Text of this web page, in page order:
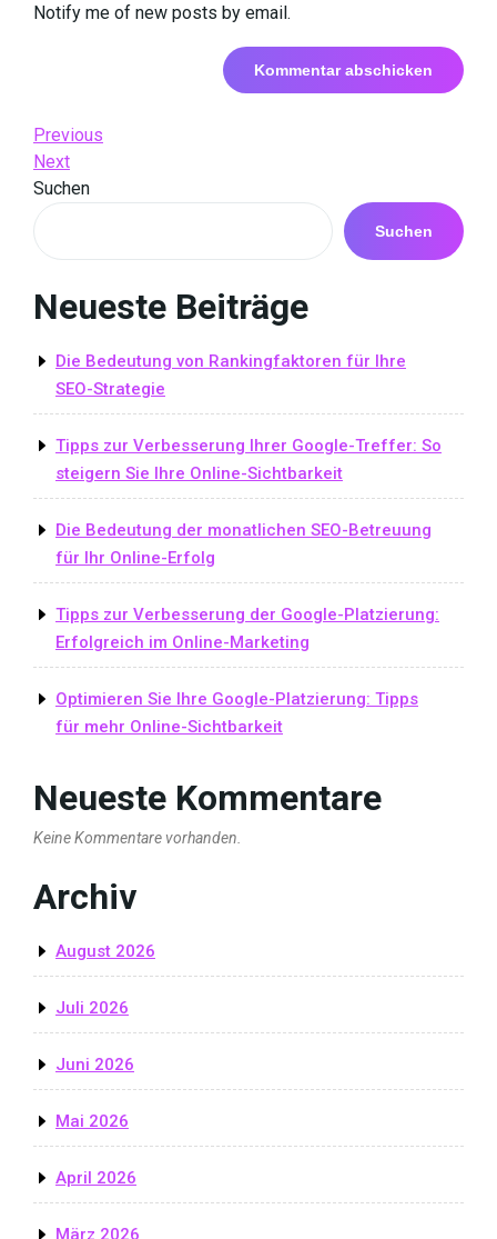
Notify me of new posts by email.
Beitrags-
Navigation
Previous
Post
Previous
Next
Post
Next
Suchen
Suchen
Neueste Beiträge
Die Bedeutung von Rankingfaktoren für Ihre
SEO-Strategie
Tipps zur Verbesserung Ihrer Google-Treffer: So
steigern Sie Ihre Online-Sichtbarkeit
Die Bedeutung der monatlichen SEO-Betreuung
für Ihr Online-Erfolg
Tipps zur Verbesserung der Google-Platzierung:
Erfolgreich im Online-Marketing
Optimieren Sie Ihre Google-Platzierung: Tipps
für mehr Online-Sichtbarkeit
Neueste Kommentare
Keine Kommentare vorhanden.
Archiv
August 2026
Juli 2026
Juni 2026
Mai 2026
April 2026
März 2026